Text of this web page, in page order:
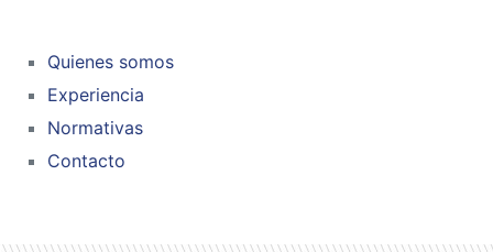
Quienes somos
Experiencia
Normativas
Contacto